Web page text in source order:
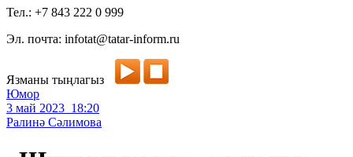
Тел.: +7 843 222 0 999
Эл. почта: infotat@tatar-inform.ru
Язманы тыңлагыз
Юмор
3 май 2023 18:20
Ралинә Сәлимова